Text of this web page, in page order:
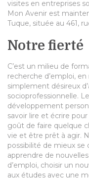
visites en entreprises
Mon Avenir est
Tuque, située au 461,
Notre fierté
C’est un milieu de
recherche d’emploi,
simplement désireux
socioprofessionnelle.
développement
savoir lire et écrire
goût de faire quelque
vie et être prêt à agir.
possibilité de mieux se
apprendre de
d’emploi, choisir un
aux études avec une